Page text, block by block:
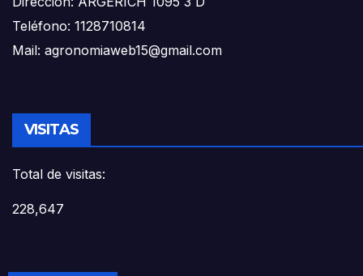
Teléfono: 1128710814
Mail: agronomiaweb15@gmail.com
VISITAS
Total de visitas:
228,647